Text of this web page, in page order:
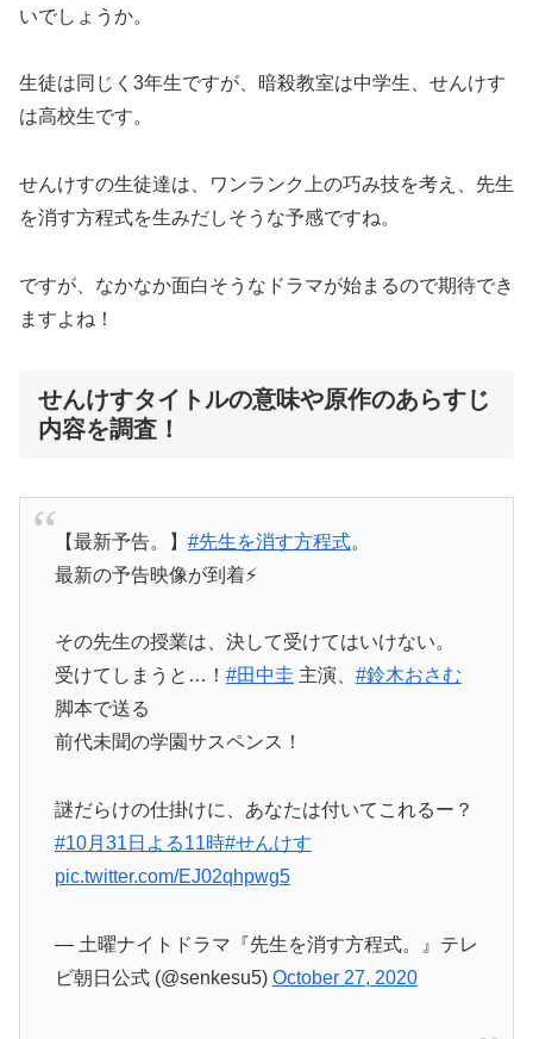
いでしょうか。
生徒は同じく3年生ですが、暗殺教室は中学生、せんけす
は高校生です。
せんけすの生徒達は、ワンランク上の巧み技を考え、先生
を消す方程式を生みだしそうな予感ですね。
ですが、なかなか面白そうなドラマが始まるので期待でき
ますよね！
せんけすタイトルの意味や原作のあらすじ
内容を調査！
【最新予告。】 #先生を消す方程式。
最新の予告映像が到着⚡️
その先生の授業は、決して受けてはいけない。
受けてしまうと…！ #田中圭 主演、 #鈴木おさむ
脚本で送る
前代未聞の学園サスペンス！
謎だらけの仕掛けに、あなたは付いてこれるー？
#10月31日よる11時#せんけす
pic.twitter.com/EJ02qhpwg5
— 土曜ナイトドラマ『先生を消す方程式。』テレ
ビ朝日公式 (@senkesu5) October 27, 2020